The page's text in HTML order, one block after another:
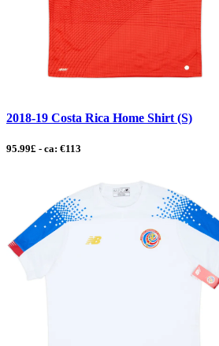
2018-19 Costa Rica Home Shirt (S)
95.99£ - ca: €113